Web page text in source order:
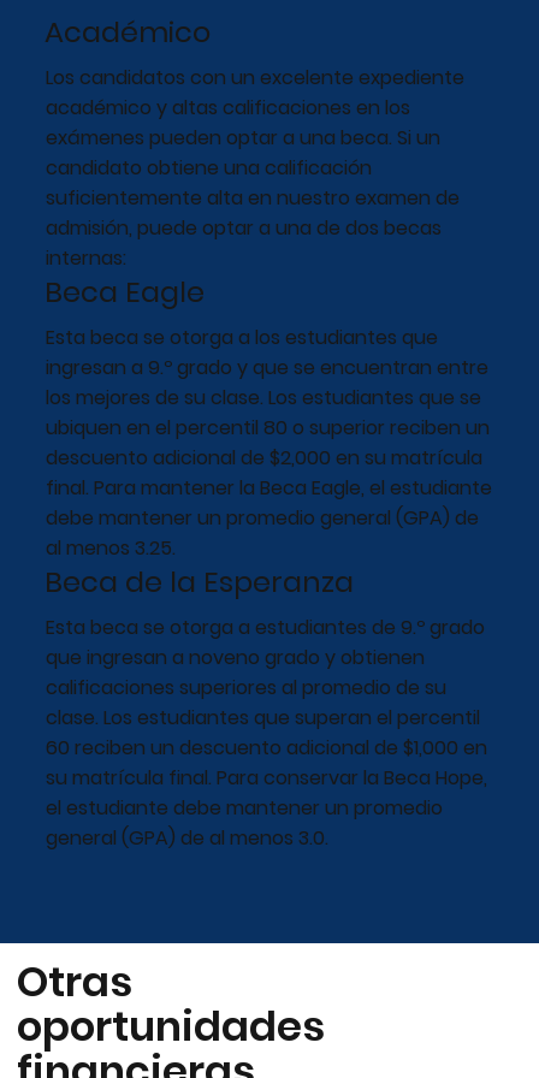
Los candidatos con un excelente expediente
académico y altas calificaciones en los
exámenes pueden optar a una beca. Si un
candidato obtiene una calificación
suficientemente alta en nuestro examen de
admisión, puede optar a una de dos becas
internas:
Académico
Esta beca se otorga a los estudiantes que
ingresan a 9.º grado y que se encuentran entre
los mejores de su clase. Los estudiantes que se
ubiquen en el percentil 80 o superior reciben un
descuento adicional de $2,000 en su matrícula
final. Para mantener la Beca Eagle, el estudiante
debe mantener un promedio general (GPA) de
al menos 3.25.
Beca Eagle
Esta beca se otorga a estudiantes de 9.º grado
que ingresan a noveno grado y obtienen
calificaciones superiores al promedio de su
clase. Los estudiantes que superan el percentil
60 reciben un descuento adicional de $1,000 en
su matrícula final. Para conservar la Beca Hope,
el estudiante debe mantener un promedio
general (GPA) de al menos 3.0.
Beca de la Esperanza
Otras
oportunidades